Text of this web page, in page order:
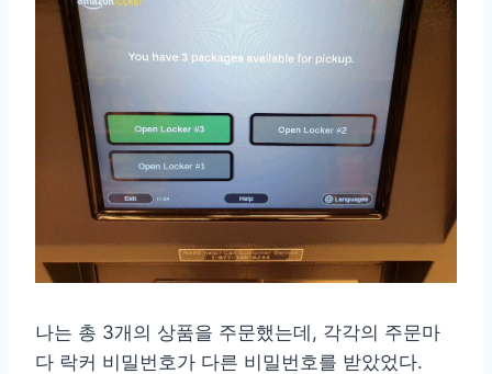
나는 총 3개의 상품을 주문했는데, 각각의 주문마
다 락커 비밀번호가 다른 비밀번호를 받았었다.